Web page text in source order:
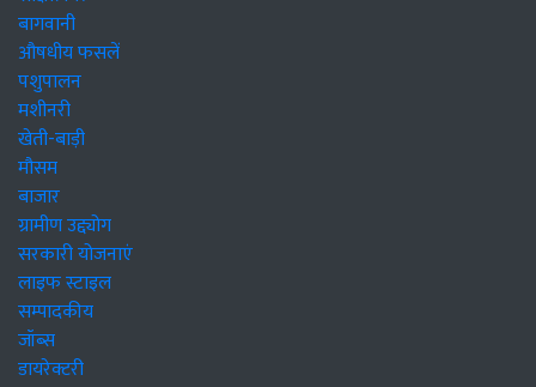
बागवानी
औषधीय फसलें
पशुपालन
मशीनरी
खेती-बाड़ी
मौसम
बाजार
ग्रामीण उद्द्योग
सरकारी योजनाएं
लाइफ स्टाइल
सम्पादकीय
जॉब्स
डायरेक्टरी